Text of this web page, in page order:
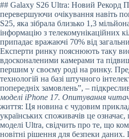
## Galaxy S26 Ultra: Новий Рекорд
перевершуючи очікування навіть
S25, яка зібрала близько 1,3
інформацію з телекомунікаційних
припадає вражаючі 70% від
Експерти ринку пояснюють таку
вдосконаленими камерами та
першим у своєму роді на ринку.
технологій на базі штучного
попередніх замовлень”, –
моделі iPhone 17. Опитування
життя: Ця новина є чудовим
українських споживачів це
моделі Ultra, свідчить про те, що
новітні рішення для безпеки